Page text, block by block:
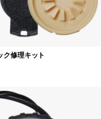
ク修理キット